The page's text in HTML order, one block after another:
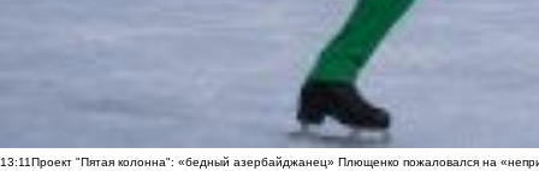
13:11Проект "Пятая колонна": «бедный азербайджанец» Плющенко пожаловался на